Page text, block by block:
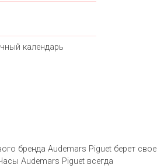
календарь
бренда Audemars Piguet берет свое
Audemars Piguet всегда